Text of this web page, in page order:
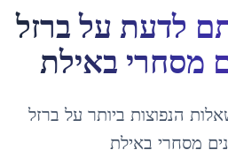
לדעת על ברזל
מסחרי באילת
הנפוצות ביותר על ברזל
מסחרי באילת